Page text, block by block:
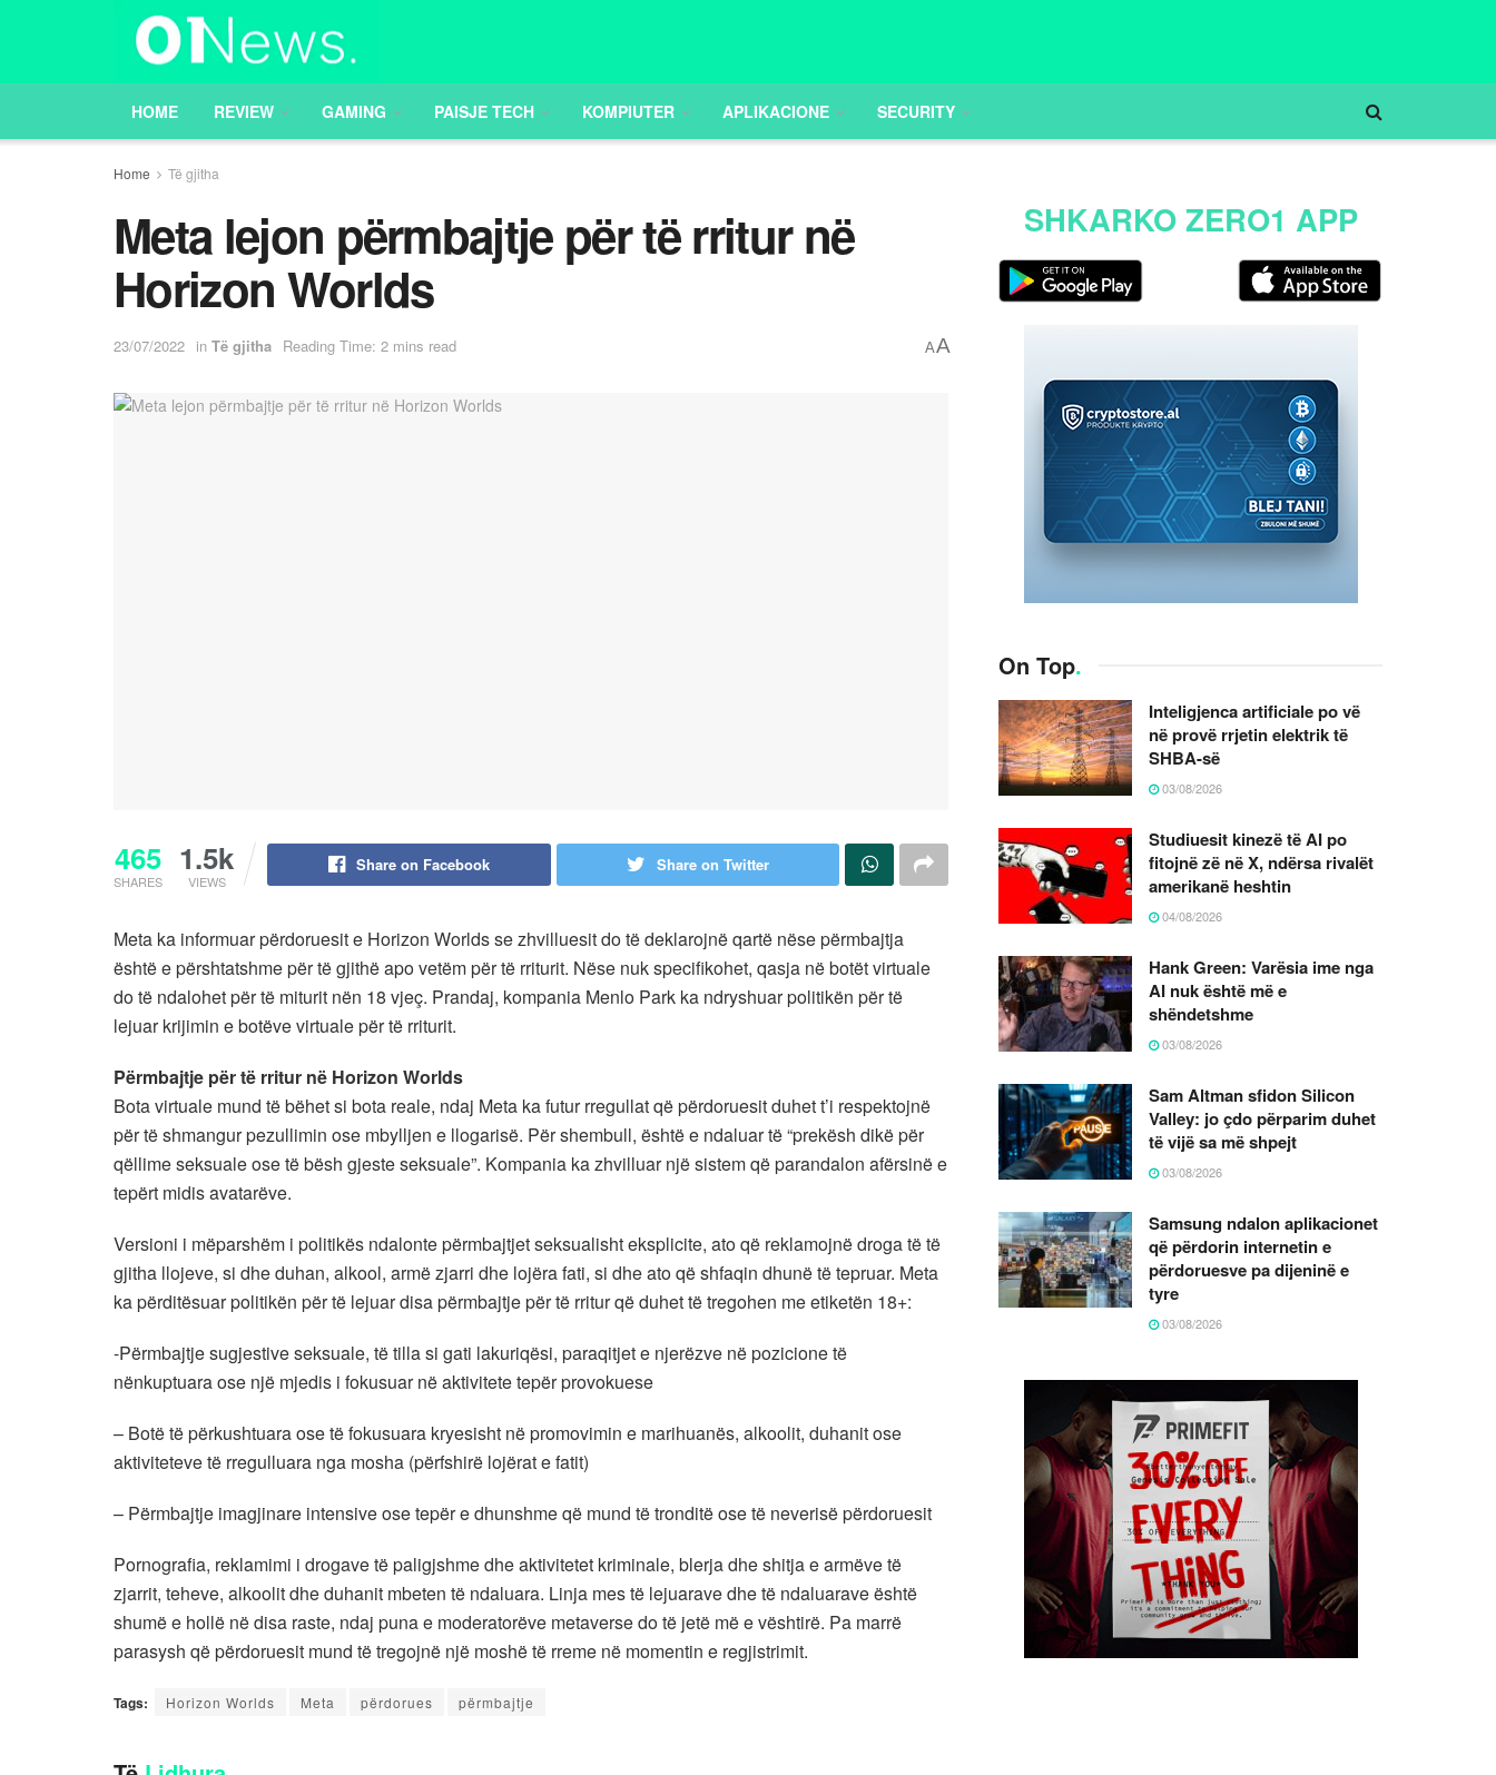
HOME REVIEW GAMING PAISJE TECH KOMPIUTER APLIKACIONE SECURITY
Home Të gjitha
Meta lejon përmbajtje për të rritur në
Horizon Worlds
23/07/2022 in Të gjitha Reading Time: 2 mins read AA
465
SHARES
1.5k
VIEWS
Share on Facebook Share on Twitter
Meta ka informuar përdoruesit e Horizon Worlds se zhvilluesit do të deklarojnë qartë nëse përmbajtja
është e përshtatshme për të gjithë apo vetëm për të rriturit. Nëse nuk specifikohet, qasja në botët virtuale
do të ndalohet për të miturit nën 18 vjeç. Prandaj, kompania Menlo Park ka ndryshuar politikën për të
lejuar krijimin e botëve virtuale për të rriturit.
Përmbajtje për të rritur në Horizon Worlds
Bota virtuale mund të bëhet si bota reale, ndaj Meta ka futur rregullat që përdoruesit duhet t’i respektojnë
për të shmangur pezullimin ose mbylljen e llogarisë. Për shembull, është e ndaluar të “prekësh dikë për
qëllime seksuale ose të bësh gjeste seksuale”. Kompania ka zhvilluar një sistem që parandalon afërsinë e
tepërt midis avatarëve.
Versioni i mëparshëm i politikës ndalonte përmbajtjet seksualisht eksplicite, ato që reklamojnë droga të të
gjitha llojeve, si dhe duhan, alkool, armë zjarri dhe lojëra fati, si dhe ato që shfaqin dhunë të tepruar. Meta
ka përditësuar politikën për të lejuar disa përmbajtje për të rritur që duhet të tregohen me etiketën 18+:
-Përmbajtje sugjestive seksuale, të tilla si gati lakuriqësi, paraqitjet e njerëzve në pozicione të
nënkuptuara ose një mjedis i fokusuar në aktivitete tepër provokuese
– Botë të përkushtuara ose të fokusuara kryesisht në promovimin e marihuanës, alkoolit, duhanit ose
aktiviteteve të rregulluara nga mosha (përfshirë lojërat e fatit)
– Përmbajtje imagjinare intensive ose tepër e dhunshme që mund të tronditë ose të neverisë përdoruesit
Pornografia, reklamimi i drogave të paligjshme dhe aktivitetet kriminale, blerja dhe shitja e armëve të
zjarrit, teheve, alkoolit dhe duhanit mbeten të ndaluara. Linja mes të lejuarave dhe të ndaluarave është
shumë e hollë në disa raste, ndaj puna e moderatorëve metaverse do të jetë më e vështirë. Pa marrë
parasysh që përdoruesit mund të tregojnë një moshë të rreme në momentin e regjistrimit.
Tags: Horizon Worlds Meta përdorues përmbajtje
SHKARKO ZERO1 APP
On Top.
Inteligjenca artificiale po vë
në provë rrjetin elektrik të
SHBA-së
03/08/2026
Studiuesit kinezë të AI po
fitojnë zë në X, ndërsa rivalët
amerikanë heshtin
04/08/2026
Hank Green: Varësia ime nga
AI nuk është më e
shëndetshme
03/08/2026
Sam Altman sfidon Silicon
Valley: jo çdo përparim duhet
të vijë sa më shpejt
03/08/2026
Samsung ndalon aplikacionet
që përdorin internetin e
përdoruesve pa dijeninë e
tyre
03/08/2026